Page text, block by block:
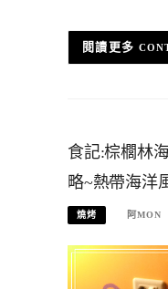
食記:棕櫚林
略~熱帶海洋
燒烤 阿MON